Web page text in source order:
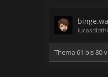
Thema 61 bis 80